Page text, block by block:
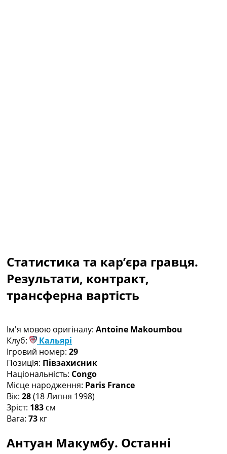
RU
UA
Categories
Новини футболу
Відео
Новини футболу України
Футбольні трансфери
Останні коментарі
Конкурс прогнозів
Логін
Рейтінги
Правила
Турніри
Чемпіонат Світу
Статистика та кар’єра гравця.
Результати, контракт,
трансферна вартість
Ім'я мовою оригіналу: Antoine Makoumbou
Клуб:
Кальярі
Ігровий номер: 29
Позиція: Півзахисник
Національність: Congo
Місце народження: Paris France
Вік: 28(18 Липня 1998)
Зріст: 183 см
Вага: 73 кг
Антуан Макумбу. Останні